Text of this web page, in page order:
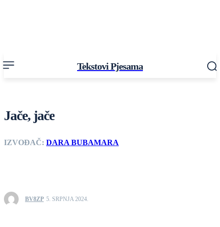
Tekstovi Pjesama
Jače, jače
IZVOĐAČ: DARA BUBAMARA
BV8ZP 5. SRPNJA 2024.